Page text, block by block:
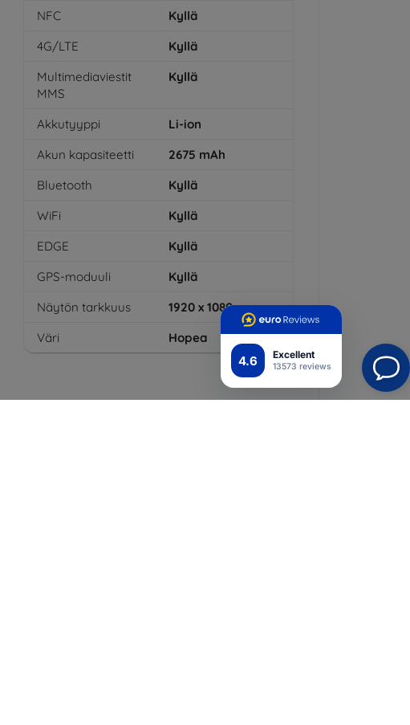
4.6 Excellent
13573 reviews
NFC
Kyllä
4G/LTE
Kyllä
Multimediaviestit
MMS
Kyllä
Akkutyyppi
Li-ion
Akun kapasiteetti
2675 mAh
Bluetooth
Kyllä
WiFi
Kyllä
EDGE
Kyllä
GPS-moduuli
Kyllä
Näytön tarkkuus
1920 x 1080
Väri
Hopea